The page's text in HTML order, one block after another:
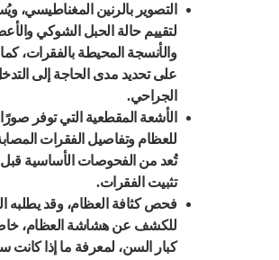
التصوير بالرنين المغناطيسي،
لتقييم حالة الحبل الشوكي
والأنسجة المحيطة بالفقرات،
على تحديد مدى الحاجة إلى
الجراحي.
الأشعة المقطعية التي توفر
للعظام وتفاصيل الفقرات
تُعد من الفحوصات الأساسية
تثبيت الفقرات.
فحص كثافة العظام، وقد يطلبه
للكشف عن هشاشة العظام،
كبار السن، لمعرفة ما إذا كانت